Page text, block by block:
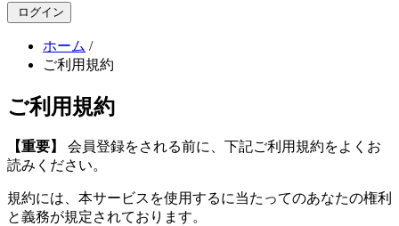
ログイン
ホーム /
ご利用規約
ご利用規約
【重要】 会員登録をされる前に、下記ご利用規約をよくお
読みください。
規約には、本サービスを使用するに当たってのあなたの権利
と義務が規定されております。